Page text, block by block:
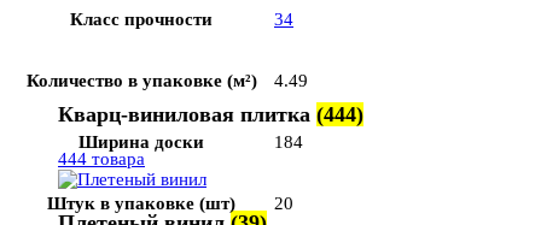
Кварц-виниловая плитка (444)
444 товара
Класс прочности 34
Количество в упаковке (м²) 4.49
Ширина доски 184
Штук в упаковке (шт) 20